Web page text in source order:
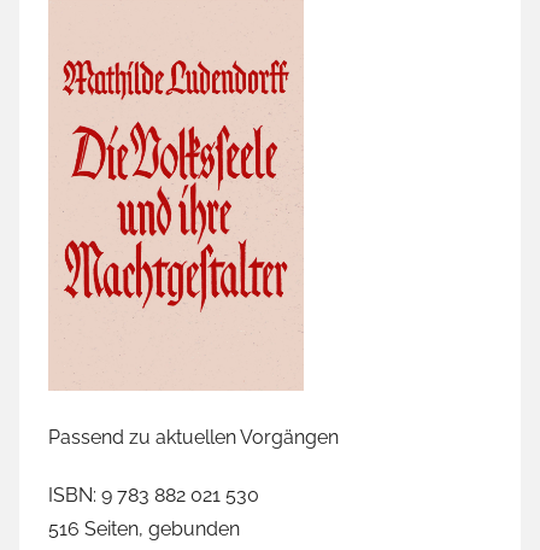
Passend zu aktuellen Vorgängen
ISBN: 9 783 882 021 530
516 Seiten, gebunden